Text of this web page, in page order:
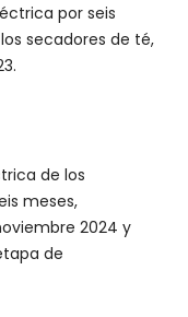
por seis
secadores de té,
de los
meses,
2024 y
de